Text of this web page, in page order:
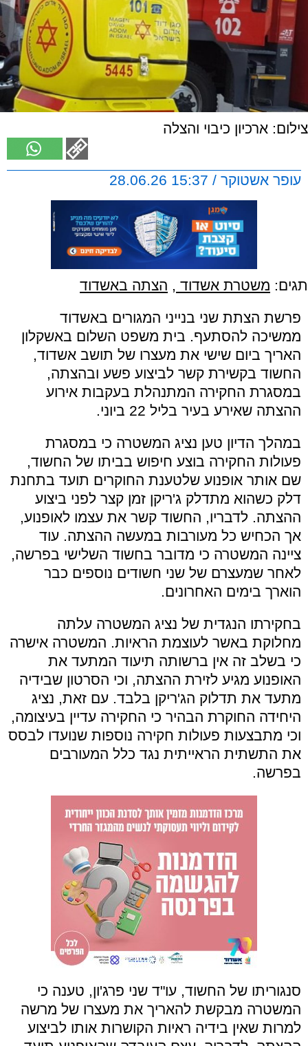
צילום: ארכיון כיבוי והצלה
עופר אשטוקר / 15:37 28.06.26
תגים: משטרת אשדוד , הצתה באשדוד
פרשת הצתת שני בנייני המגורים באשדוד
ממשיכה להסתעף. בית משפט השלום באשקלון
האריך ביום שישי את מעצרו של תושב אשדוד,
החשוד בקשירת קשר לביצוע פשע ובהצתה,
במסגרת החקירה המתנהלת בעקבות אירוע
ההצתה שאירע בעיר בליל 22 ביוני.
במהלך הדיון טען נציג המשטרה כי במסגרת
פעולות החקירה בוצע חיפוש בביתו של החשוד,
שם אותר אופנוע שלטענת החוקרים תועד בתחנת
דלק כשהוא מתדלק ג'ריקן זמן קצר לפני ביצוע
ההצתה. לדבריו, החשוד קשר את עצמו לאופנוע,
אך הכחיש כל מעורבות במעשה ההצתה. עוד
ציינה המשטרה כי מדובר בחשוד השלישי בפרשה,
לאחר שמעצרם של שני חשודים נוספים כבר
הוארך בימים האחרונים.
בחקירתו הנגדית של נציג המשטרה עלתה
מחלוקת באשר לעוצמת הראיות. המשטרה אישרה
כי בשלב זה אין ברשותה תיעוד המתעד את
האופנוע מגיע לזירת ההצתה, וכי הסרטון שבידיה
מתעד את תדלוק הג'ריקן בלבד. עם זאת, נציג
היחידה החוקרת הבהיר כי החקירה עדיין בעיצומה,
וכי מתבצעות פעולות חקירה נוספות שנועדו לבסס
את התשתית הראייתית נגד כלל המעורבים
בפרשה.
סנגוריתו של החשוד, עו"ד שני פרג'ון, טענה כי
המשטרה מבקשת להאריך את מעצרו של מרשה
למרות שאין בידיה ראיות הקושרות אותו לביצוע